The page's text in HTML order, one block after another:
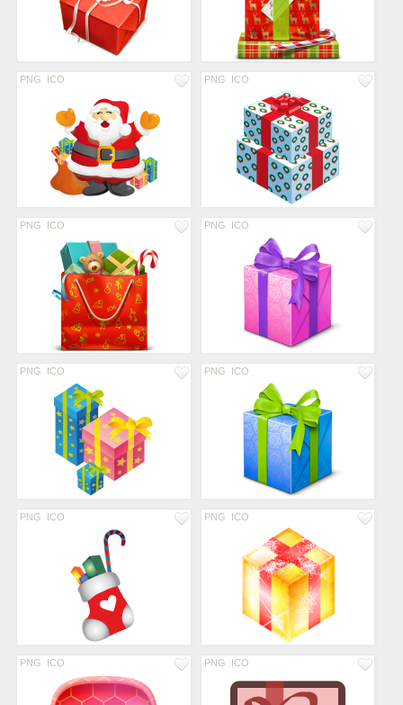
PNG ICO PNG ICO
PNG ICO PNG ICO
PNG ICO PNG ICO
PNG ICO PNG ICO
PNG ICO PNG ICO